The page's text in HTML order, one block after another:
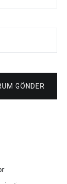
GÖNDER